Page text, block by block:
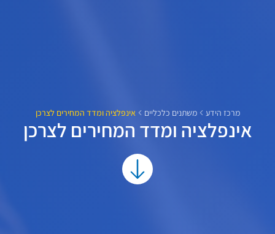
מרכז הידע משתנים כלכליים אינפלציה ומדד המחירים לצרכן
אינפלציה ומדד המחירים לצרכן